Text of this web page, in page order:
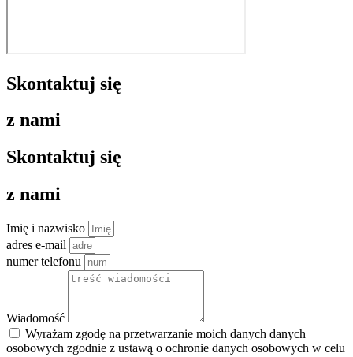
Skontaktuj się
z nami
Skontaktuj się
z nami
Imię i nazwisko
adres e-mail
numer telefonu
Wiadomość
Wyrażam zgodę na przetwarzanie moich danych danych
osobowych zgodnie z ustawą o ochronie danych osobowych w celu